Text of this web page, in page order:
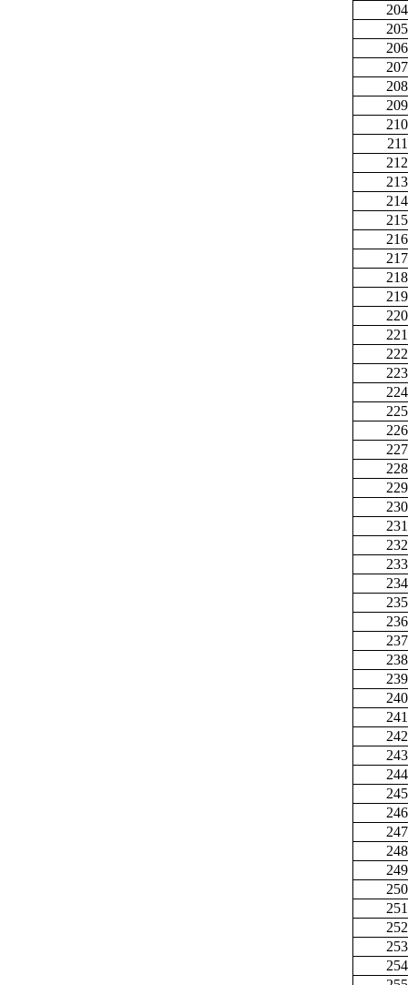
204
205
206
207
208
209
210
211
212
213
214
215
216
217
218
219
220
221
222
223
224
225
226
227
228
229
230
231
232
233
234
235
236
237
238
239
240
241
242
243
244
245
246
247
248
249
250
251
252
253
254